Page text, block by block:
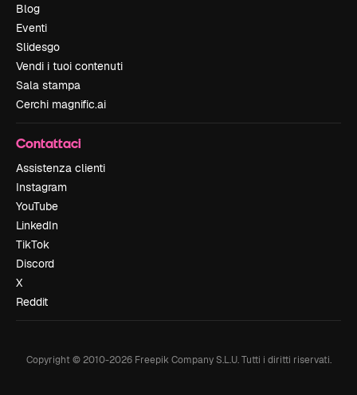
Blog
Eventi
Slidesgo
Vendi i tuoi contenuti
Sala stampa
Cerchi magnific.ai
Contattaci
Assistenza clienti
Instagram
YouTube
LinkedIn
TikTok
Discord
X
Reddit
Copyright © 2010-2026Freepik Company S.L.U. Tutti i diritti riservati.